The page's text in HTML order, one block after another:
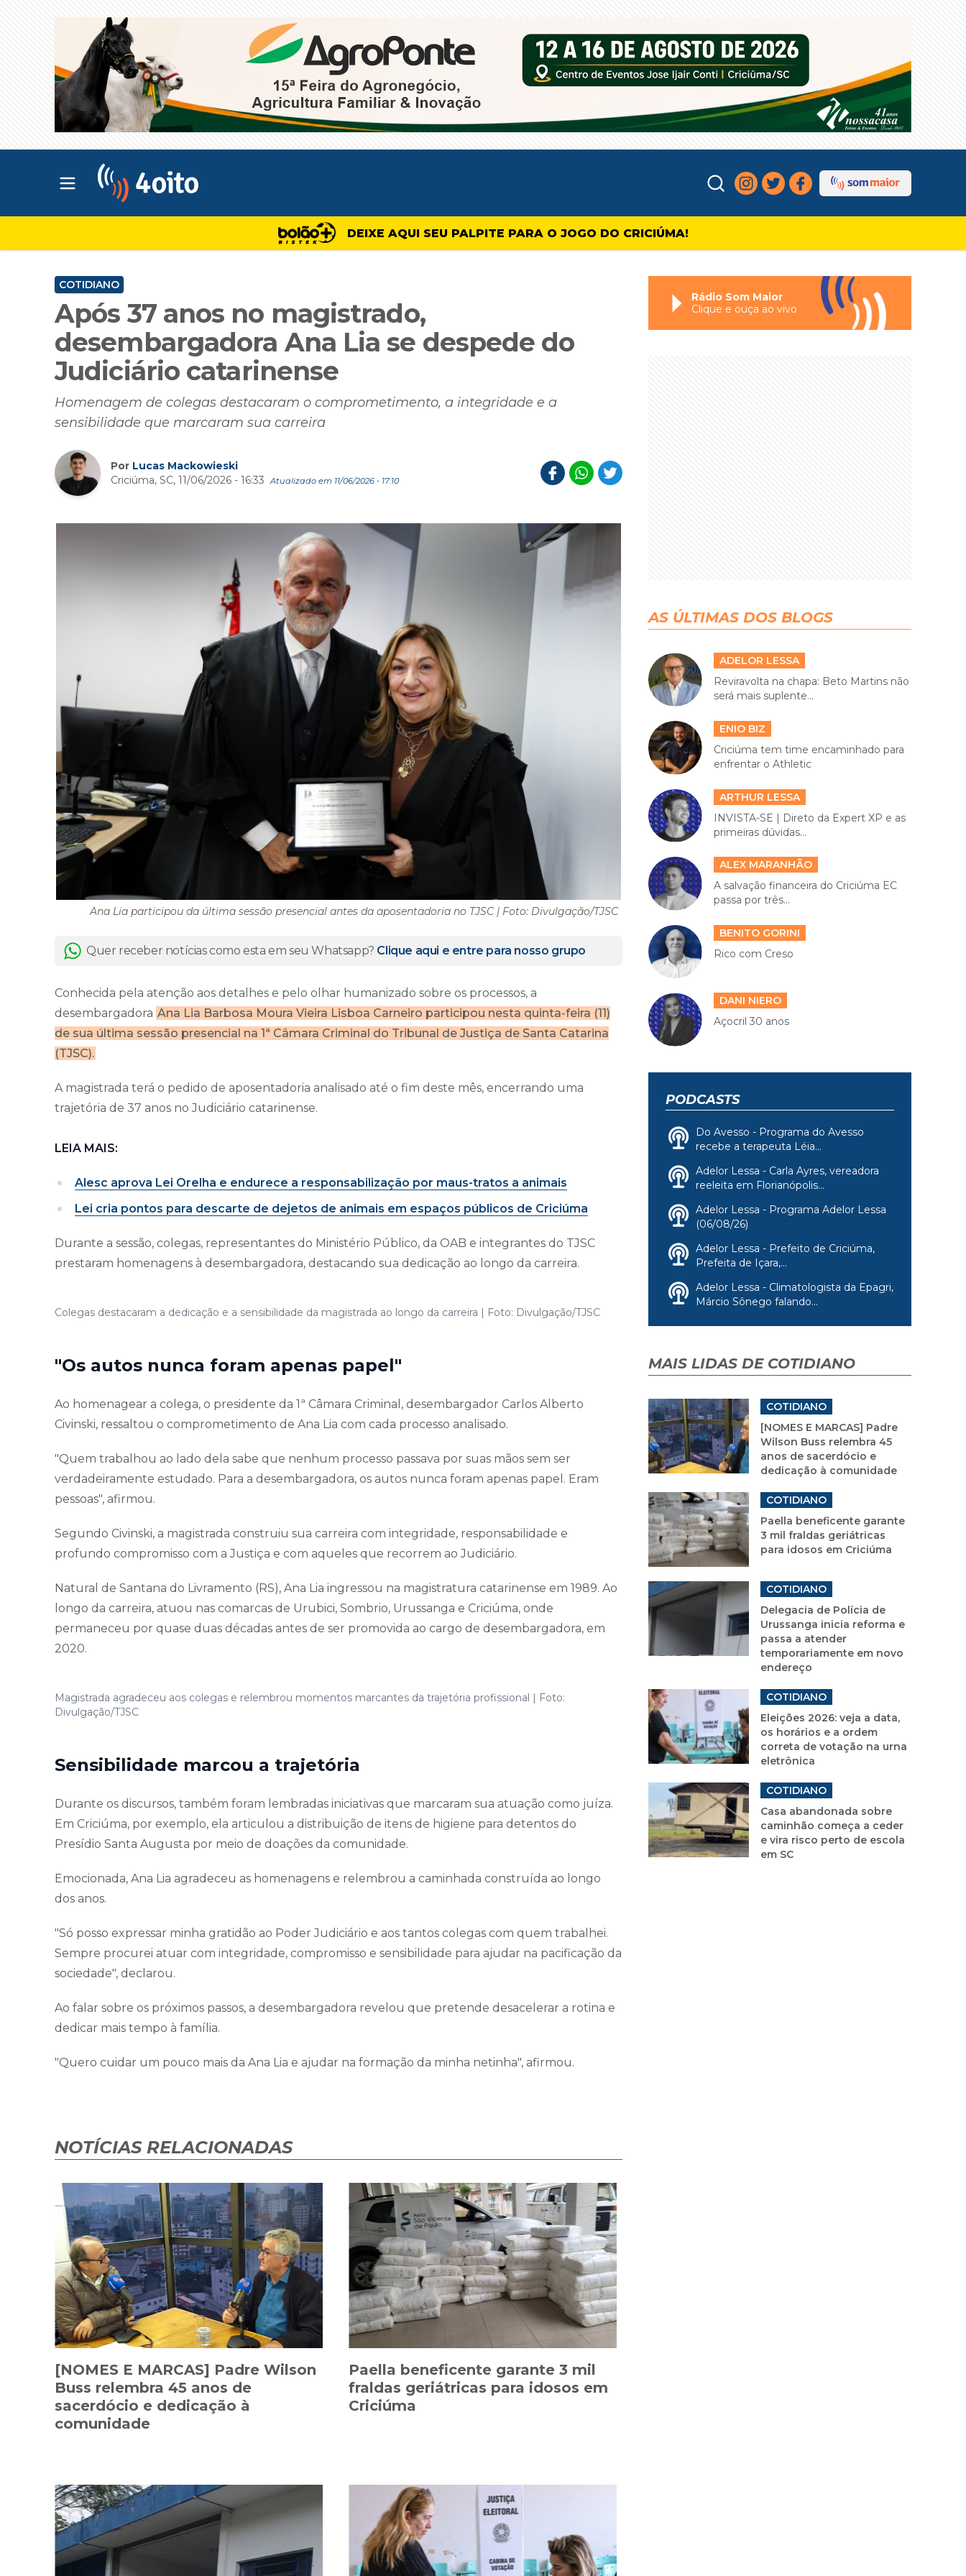
Abrir menu principal
DEIXE AQUI SEU PALPITE PARA O JOGO DO CRICIÚMA!
COTIDIANO
Após 37 anos no magistrado,
desembargadora Ana Lia se despede do
Judiciário catarinense
Homenagem de colegas destacaram o comprometimento, a integridade e a
sensibilidade que marcaram sua carreira
Por Lucas Mackowieski
Criciúma, SC, 11/06/2026 - 16:33
Atualizado em 11/06/2026 - 17:10
Ana Lia participou da última sessão presencial antes da aposentadoria no TJSC | Foto: Divulgação/TJSC
Quer receber notícias como esta em seu Whatsapp? Clique aqui e entre para nosso grupo
Conhecida pela atenção aos detalhes e pelo olhar humanizado sobre os processos, a
desembargadora Ana Lia Barbosa Moura Vieira Lisboa Carneiro participou nesta quinta-feira (11)
de sua última sessão presencial na 1ª Câmara Criminal do Tribunal de Justiça de Santa Catarina
(TJSC).
A magistrada terá o pedido de aposentadoria analisado até o fim deste mês, encerrando uma
trajetória de 37 anos no Judiciário catarinense.
LEIA MAIS:
Alesc aprova Lei Orelha e endurece a responsabilização por maus-tratos a animais
Lei cria pontos para descarte de dejetos de animais em espaços públicos de Criciúma
Durante a sessão, colegas, representantes do Ministério Público, da OAB e integrantes do TJSC
prestaram homenagens à desembargadora, destacando sua dedicação ao longo da carreira.
Colegas destacaram a dedicação e a sensibilidade da magistrada ao longo da carreira | Foto: Divulgação/TJSC
"Os autos nunca foram apenas papel"
Ao homenagear a colega, o presidente da 1ª Câmara Criminal, desembargador Carlos Alberto
Civinski, ressaltou o comprometimento de Ana Lia com cada processo analisado.
"Quem trabalhou ao lado dela sabe que nenhum processo passava por suas mãos sem ser
verdadeiramente estudado. Para a desembargadora, os autos nunca foram apenas papel. Eram
pessoas", afirmou.
Segundo Civinski, a magistrada construiu sua carreira com integridade, responsabilidade e
profundo compromisso com a Justiça e com aqueles que recorrem ao Judiciário.
Natural de Santana do Livramento (RS), Ana Lia ingressou na magistratura catarinense em 1989. Ao
longo da carreira, atuou nas comarcas de Urubici, Sombrio, Urussanga e Criciúma, onde
permaneceu por quase duas décadas antes de ser promovida ao cargo de desembargadora, em
2020.
Magistrada agradeceu aos colegas e relembrou momentos marcantes da trajetória profissional | Foto:
Divulgação/TJSC
Sensibilidade marcou a trajetória
Durante os discursos, também foram lembradas iniciativas que marcaram sua atuação como juíza.
Em Criciúma, por exemplo, ela articulou a distribuição de itens de higiene para detentos do
Presídio Santa Augusta por meio de doações da comunidade.
Emocionada, Ana Lia agradeceu as homenagens e relembrou a caminhada construída ao longo
dos anos.
"Só posso expressar minha gratidão ao Poder Judiciário e aos tantos colegas com quem trabalhei.
Sempre procurei atuar com integridade, compromisso e sensibilidade para ajudar na pacificação da
sociedade", declarou.
Ao falar sobre os próximos passos, a desembargadora revelou que pretende desacelerar a rotina e
dedicar mais tempo à família.
"Quero cuidar um pouco mais da Ana Lia e ajudar na formação da minha netinha", afirmou.
NOTÍCIAS RELACIONADAS
[NOMES E MARCAS] Padre Wilson
Buss relembra 45 anos de
sacerdócio e dedicação à
comunidade
Paella beneficente garante 3 mil
fraldas geriátricas para idosos em
Criciúma
Rádio Som Maior
Clique e ouça ao vivo
AS ÚLTIMAS DOS BLOGS
ADELOR LESSA
Reviravolta na chapa: Beto Martins não
será mais suplente...
ENIO BIZ
Criciúma tem time encaminhado para
enfrentar o Athletic
ARTHUR LESSA
INVISTA-SE | Direto da Expert XP e as
primeiras dúvidas...
ALEX MARANHÃO
A salvação financeira do Criciúma EC
passa por três...
BENITO GORINI
Rico com Creso
DANI NIERO
Açocril 30 anos
PODCASTS
Do Avesso - Programa do Avesso
recebe a terapeuta Léia...
Adelor Lessa - Carla Ayres, vereadora
reeleita em Florianópolis...
Adelor Lessa - Programa Adelor Lessa
(06/08/26)
Adelor Lessa - Prefeito de Criciúma,
Prefeita de Içara,...
Adelor Lessa - Climatologista da Epagri,
Márcio Sônego falando...
MAIS LIDAS DE COTIDIANO
COTIDIANO
[NOMES E MARCAS] Padre
Wilson Buss relembra 45
anos de sacerdócio e
dedicação à comunidade
COTIDIANO
Paella beneficente garante
3 mil fraldas geriátricas
para idosos em Criciúma
COTIDIANO
Delegacia de Polícia de
Urussanga inicia reforma e
passa a atender
temporariamente em novo
endereço
COTIDIANO
Eleições 2026: veja a data,
os horários e a ordem
correta de votação na urna
eletrônica
COTIDIANO
Casa abandonada sobre
caminhão começa a ceder
e vira risco perto de escola
em SC